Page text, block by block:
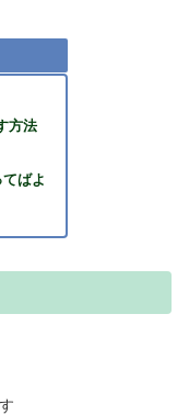
方法
ばよ